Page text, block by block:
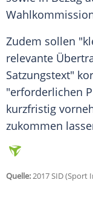
Zudem sollen
relevante
Satzungstext"
"erforderlichen
kurzfristig
zukommen
Quelle:2017 SID